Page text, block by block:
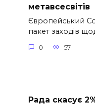
метавсесвітів
Європейський
пакет заходів
0 57
Рада скасує